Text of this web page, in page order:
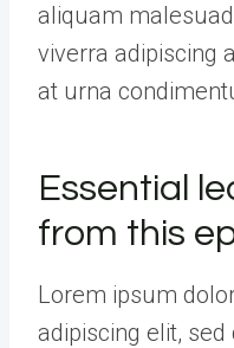
aliquam
viverra adipiscing
at urna
Essential
from this
Lorem ipsum
adipiscing elit,